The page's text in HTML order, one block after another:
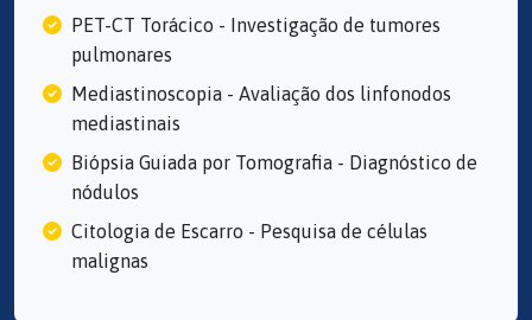
PET-CT Torácico - Investigação de tumores
pulmonares
Mediastinoscopia - Avaliação dos linfonodos
mediastinais
Biópsia Guiada por Tomografia - Diagnóstico de
nódulos
Citologia de Escarro - Pesquisa de células
malignas